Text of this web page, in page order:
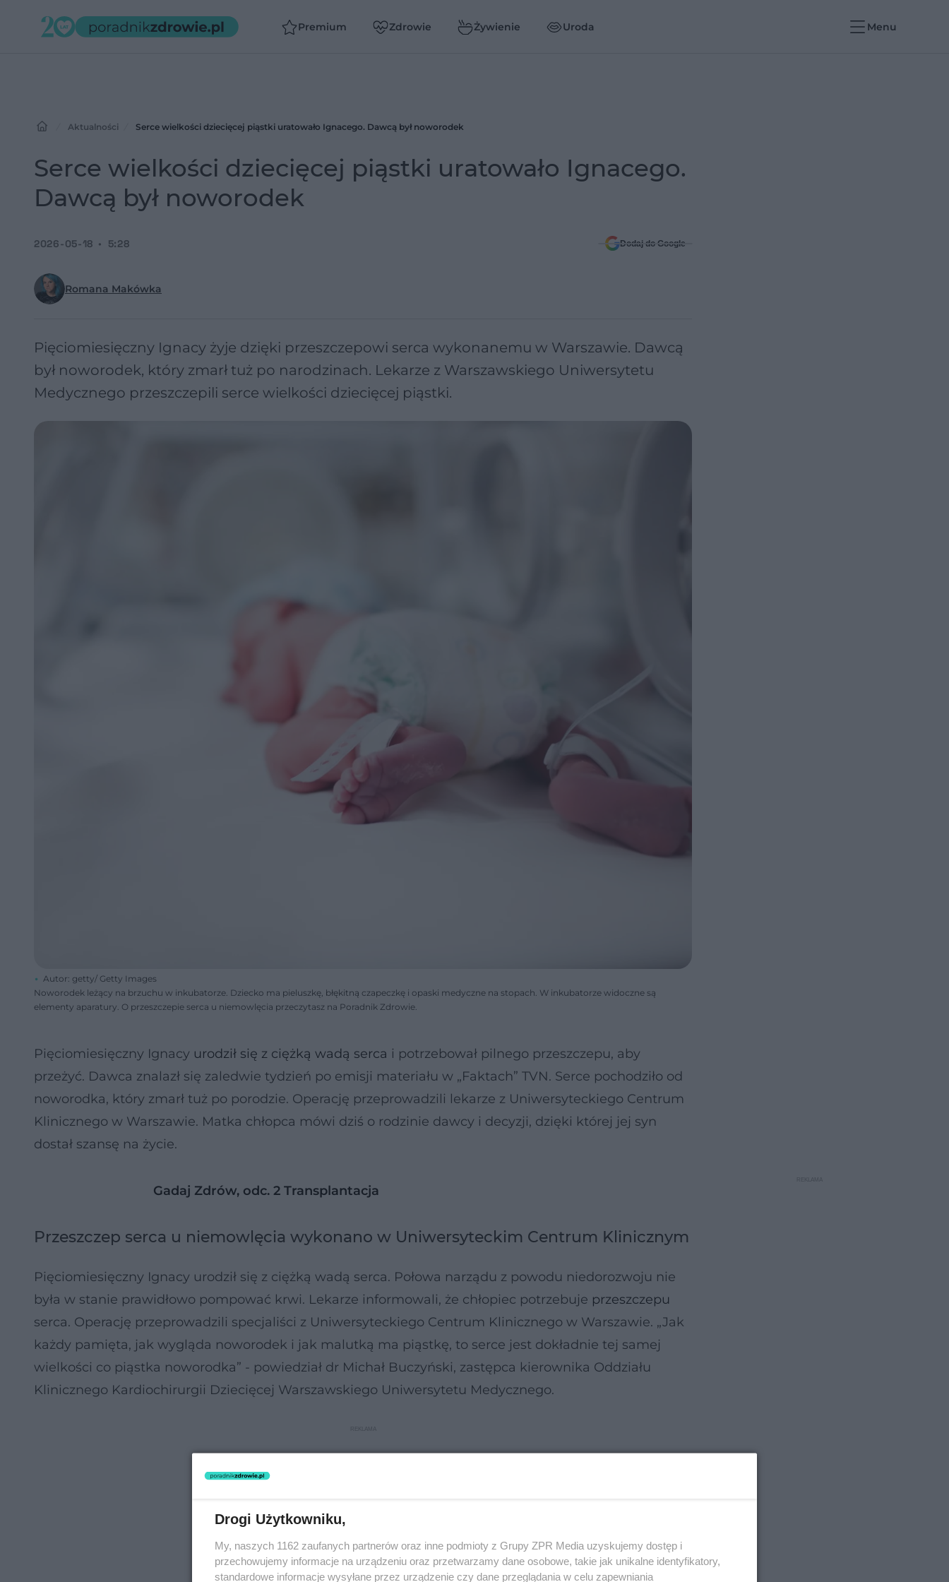
Premium Zdrowie Żywienie Uroda Menu
Aktualności Serce wielkości dziecięcej piąstki uratowało Ignacego. Dawcą był noworodek
Serce wielkości dziecięcej piąstki uratowało Ignacego.
Dawcą był noworodek
Romana Makówka
2026-05-18 5:28 Dodaj do Google
Pięciomiesięczny Ignacy żyje dzięki przeszczepowi serca wykonanemu w Warszawie. Dawcą
był noworodek, który zmarł tuż po narodzinach. Lekarze z Warszawskiego Uniwersytetu
Medycznego przeszczepili serce wielkości dziecięcej piąstki.
Autor: getty/ Getty Images
Noworodek leżący na brzuchu w inkubatorze. Dziecko ma pieluszkę, błękitną czapeczkę i opaski medyczne na stopach. W inkubatorze widoczne są
elementy aparatury. O przeszczepie serca u niemowlęcia przeczytasz na Poradnik Zdrowie.
Pięciomiesięczny Ignacy urodził się z ciężką wadą serca i potrzebował pilnego przeszczepu, aby
przeżyć. Dawca znalazł się zaledwie tydzień po emisji materiału w „Faktach” TVN. Serce pochodziło od
noworodka, który zmarł tuż po porodzie. Operację przeprowadzili lekarze z Uniwersyteckiego Centrum
Klinicznego w Warszawie. Matka chłopca mówi dziś o rodzinie dawcy i decyzji, dzięki której jej syn
dostał szansę na życie.
Gadaj Zdrów, odc. 2 Transplantacja
Przeszczep serca u niemowlęcia wykonano w Uniwersyteckim Centrum Klinicznym
Pięciomiesięczny Ignacy urodził się z ciężką wadą serca. Połowa narządu z powodu niedorozwoju nie
była w stanie prawidłowo pompować krwi. Lekarze informowali, że chłopiec potrzebuje przeszczepu
serca. Operację przeprowadzili specjaliści z Uniwersyteckiego Centrum Klinicznego w Warszawie. „Jak
każdy pamięta, jak wygląda noworodek i jak malutką ma piąstkę, to serce jest dokładnie tej samej
wielkości co piąstka noworodka” - powiedział dr Michał Buczyński, zastępca kierownika Oddziału
Klinicznego Kardiochirurgii Dziecięcej Warszawskiego Uniwersytetu Medycznego.
Drogi Użytkowniku,
My, naszych 1162 zaufanych partnerów oraz inne podmioty z Grupy ZPR Media uzyskujemy dostęp i
przechowujemy informacje na urządzeniu oraz przetwarzamy dane osobowe, takie jak unikalne identyfikatory,
standardowe informacje wysyłane przez urządzenie czy dane przeglądania w celu zapewniania